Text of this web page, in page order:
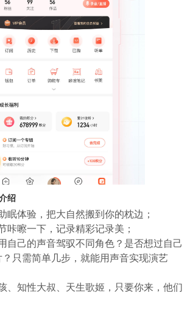
绍
眠体验，把大自然搬到你的枕边；
咔嚓一下，记录精彩记录美；
自己的声音驾驭不同角色？是否想过自己
只需简单几步，就能用声音实现演艺
、知性大叔、天生歌姬，只要你来，他们